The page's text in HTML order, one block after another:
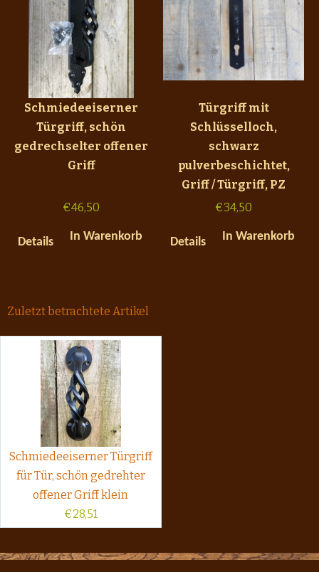
Schmiedeeiserner
Türgriff, schön
gedrechselter offener
Griff
€46,50
Details In Warenkorb
Türgriff mit
Schlüsselloch,
schwarz
pulverbeschichtet,
Griff / Türgriff, PZ
€34,50
Details In Warenkorb
Zuletzt betrachtete Artikel
Schmiedeeiserner Türgriff
für Tür, schön gedrehter
offener Griff klein
€28,51